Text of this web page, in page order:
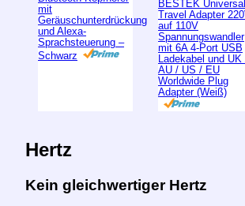
mit
Geräuschunterdrückung
und Alexa-
Sprachsteuerung –
Schwarz
BESTEK Universal
Travel Adapter
auf 110V
Spannungswandler
mit 6A 4-Port USB
Ladekabel und UK
AU / US / EU
Worldwide Plug
Adapter (Weiß)
Hertz
Kein gleichwertiger Hertz